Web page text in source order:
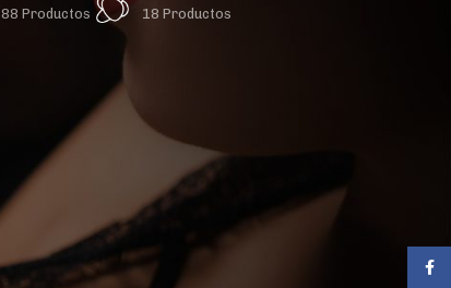
88 Productos 18 Productos